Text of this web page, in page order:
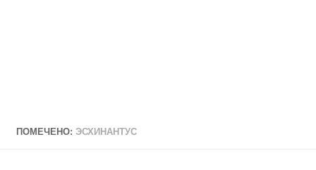
ПОМЕЧЕНО: ЭСХИНАНТУС